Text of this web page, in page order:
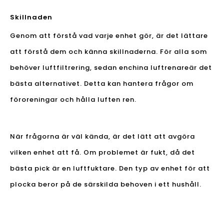
Skillnaden
Genom att förstå vad varje enhet gör, är det lättare
att förstå dem och känna skillnaderna. För alla som
behöver luftfiltrering, sedan enchina luftrenareär det
bästa alternativet. Detta kan hantera frågor om
föroreningar och hålla luften ren.
När frågorna är väl kända, är det lätt att avgöra
vilken enhet att få. Om problemet är fukt, då det
bästa pick är en luftfuktare. Den typ av enhet för att
plocka beror på de särskilda behoven i ett hushåll.